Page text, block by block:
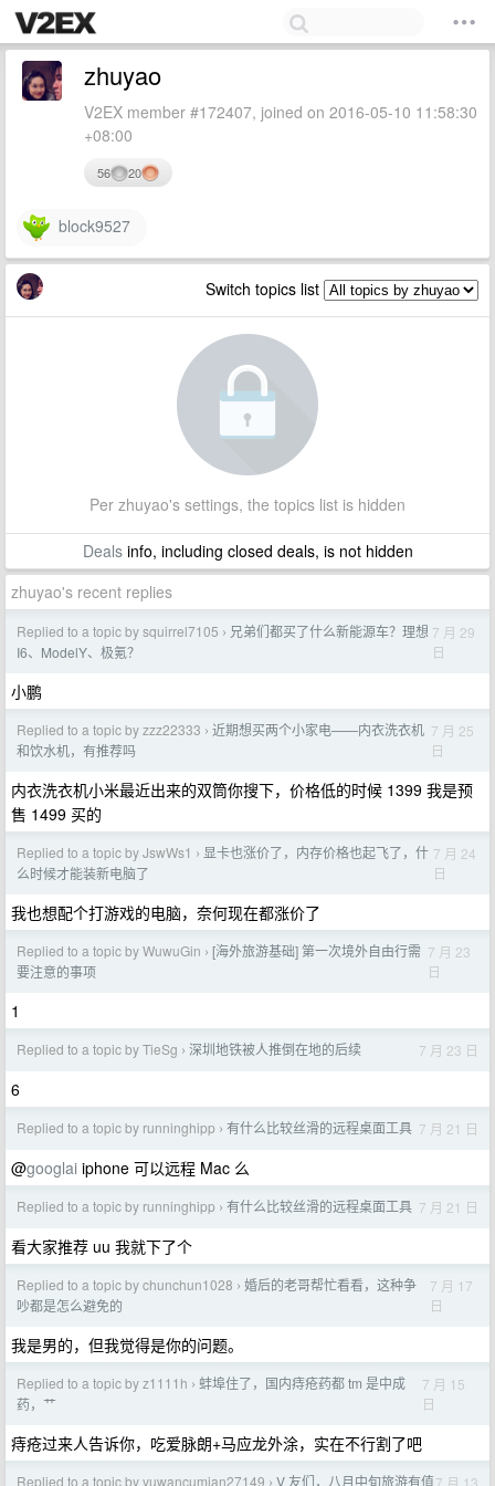
zhuyao
V2EX member #172407, joined on 2016-05-10 11:58:30
+08:00
56 20
block9527
Switch topics list
Per zhuyao's settings, the topics list is hidden
Dealsinfo, including closed deals, is not hidden
zhuyao's recent replies
Replied to a topic by squirrel7105 › 兄弟们都买了什么新能源车？理想
I6、ModelY、极氪？
7 月 29
日
小鹏
Replied to a topic by zzz22333 › 近期想买两个小家电——内衣洗衣机
和饮水机，有推荐吗
7 月 25
日
内衣洗衣机小米最近出来的双筒你搜下，价格低的时候 1399 我是预
售 1499 买的
Replied to a topic by JswWs1 › 显卡也涨价了，内存价格也起飞了，什
么时候才能装新电脑了
7 月 24
日
我也想配个打游戏的电脑，奈何现在都涨价了
Replied to a topic by WuwuGin › [海外旅游基础] 第一次境外自由行需
要注意的事项
7 月 23
日
1
Replied to a topic by TieSg › 深圳地铁被人推倒在地的后续 7 月 23 日
6
Replied to a topic by runninghipp › 有什么比较丝滑的远程桌面工具 7 月 21 日
@googlai iphone 可以远程 Mac 么
Replied to a topic by runninghipp › 有什么比较丝滑的远程桌面工具 7 月 21 日
看大家推荐 uu 我就下了个
Replied to a topic by chunchun1028 › 婚后的老哥帮忙看看，这种争
吵都是怎么避免的
7 月 17
日
我是男的，但我觉得是你的问题。
Replied to a topic by z1111h › 蚌埠住了，国内痔疮药都 tm 是中成
药，艹
7 月 15
日
痔疮过来人告诉你，吃爱脉朗+马应龙外涂，实在不行割了吧
Replied to a topic by yuwancumian27149 › V 友们，八月中旬旅游有值7 月 13